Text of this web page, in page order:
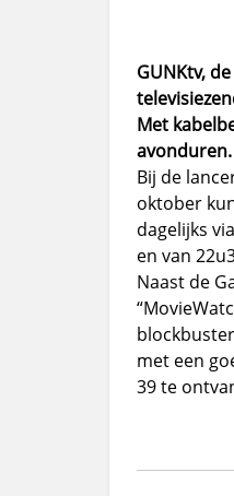
GUNKtv,
Met
avonduren.
Bij de
oktober
dagelijks
en van
Naast de
met een
39 te